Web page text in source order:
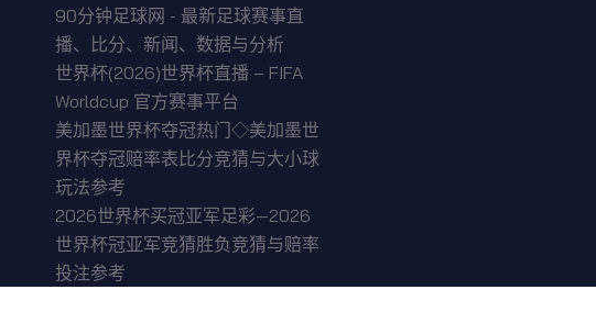
90分钟足球网 - 最新足球赛事直
播、比分、新闻、数据与分析
世界杯(2026)世界杯直播 – FIFA
Worldcup 官方赛事平台
美加墨世界杯夺冠热门◇美加墨世
界杯夺冠赔率表比分竞猜与大小球
玩法参考
2026世界杯买冠亚军足彩—2026
世界杯冠亚军竞猜胜负竞猜与赔率
投注参考